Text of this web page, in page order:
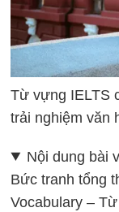
Từ vựng IELTS
trải nghiệm văn
Nội dung bài
Bức tranh tổng
Vocabulary –